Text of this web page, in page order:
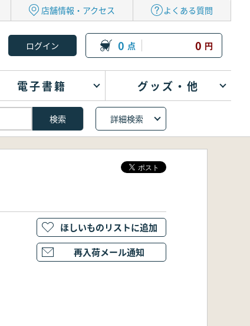
店舗情報・アクセス よくある質問
0 点 0 円
電子書籍 グッズ・他
詳細検索
ほしいものリストに追加
再入荷メール通知